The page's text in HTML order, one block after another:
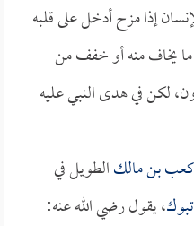
إذا مزح أدخل على قلبه
ما يخاف منه أو خفف من
لكن في هدى النبي عليه
كعب بن مالكالطويل في
تبوك، يقول رضي الله عنه: